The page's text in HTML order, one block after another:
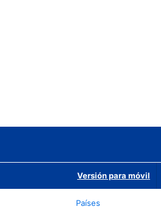
Versión para móvil
Países